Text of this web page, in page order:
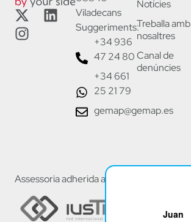
Juan
Notícies
Treballa amb
nosaltres
Canal de
denúncies
Viladecans
Suggeriments:
+34 936
47 24 80
+34 661
25 21 79
gemap@gemap.es
Assessoria adherida a: